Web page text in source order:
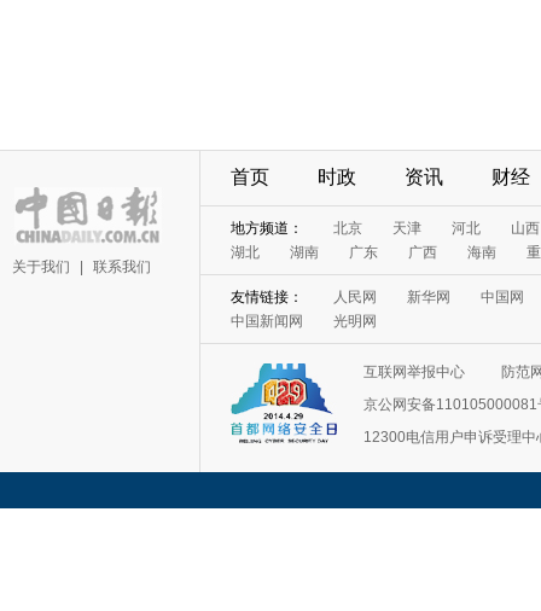
关于我们 联系我们
首页 时政 资讯 财经
地方频道： 北京 天津 河北
山西
湖北
湖南 广东 广西 海南
友情链接： 人民网 新华网
中国网
中国新闻网
光明网
互联网举报中心
防范
京公网安备110105000081
12300电信用户申诉受理中